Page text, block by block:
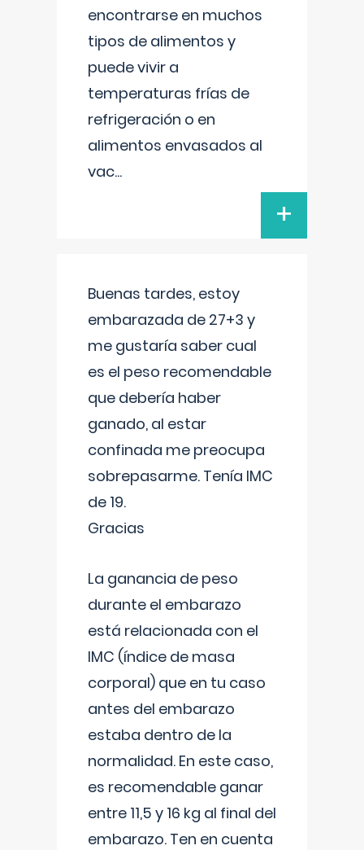
encontrarse en muchos
tipos de alimentos y
puede vivir a
temperaturas frías de
refrigeración o en
alimentos envasados al
vac...
+
Buenas tardes, estoy
embarazada de 27+3 y
me gustaría saber cual
es el peso recomendable
que debería haber
ganado, al estar
confinada me preocupa
sobrepasarme. Tenía IMC
de 19.
Gracias
La ganancia de peso
durante el embarazo
está relacionada con el
IMC (índice de masa
corporal) que en tu caso
antes del embarazo
estaba dentro de la
normalidad. En este caso,
es recomendable ganar
entre 11,5 y 16 kg al final del
embarazo. Ten en cuenta